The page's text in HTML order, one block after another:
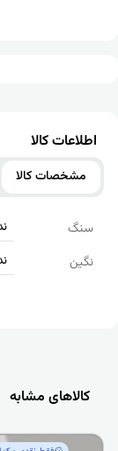
اطلاعات کالا
مشخصات کالا
سنگ
نگین
کالاهای مشابه